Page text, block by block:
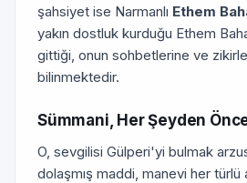
şahsiyet ise Narmanlı Ethem
yakın dostluk kurduğu Ethem
gittiği, onun sohbetlerine ve
bilinmektedir.
Sümmani, Her Şeyden
O, sevgilisi Gülperi'yi bulmak
dolaşmış maddi, manevi her türlü